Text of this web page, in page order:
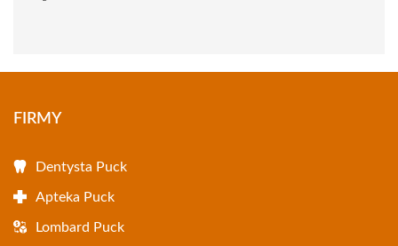
FIRMY
Dentysta Puck
Apteka Puck
Lombard Puck